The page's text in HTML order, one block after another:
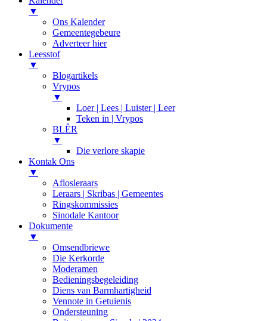
▼
Ons Kalender
Gemeentegebeure
Adverteer hier
Leesstof
▼
Blogartikels
Vrypos
▼
Loer | Lees | Luister | Leer
Teken in | Vrypos
BLÊR
▼
Die verlore skapie
Kontak Ons
▼
Aflosleraars
Leraars | Skribas | Gemeentes
Ringskommissies
Sinodale Kantoor
Dokumente
▼
Omsendbriewe
Die Kerkorde
Moderamen
Bedieningsbegeleiding
Diens van Barmhartigheid
Vennote in Getuienis
Ondersteuning